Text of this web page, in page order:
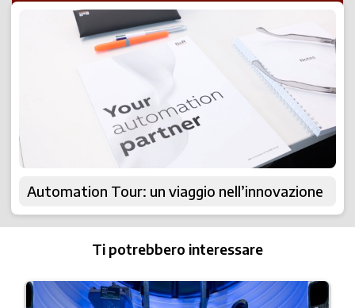
Automation Tour: un viaggio nell’innovazione
Ti potrebbero interessare